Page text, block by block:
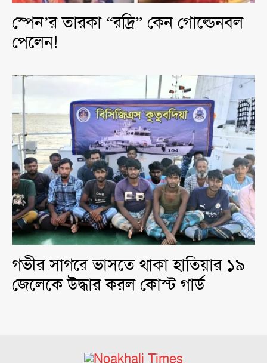
স্পেন’র তারকা “রদ্রি” কেন গোল্ডেনবল
পেলেন!
গভীর সাগরে ভাসতে থাকা হাতিয়ার ১৯
জেলেকে উদ্ধার করল কোস্ট গার্ড